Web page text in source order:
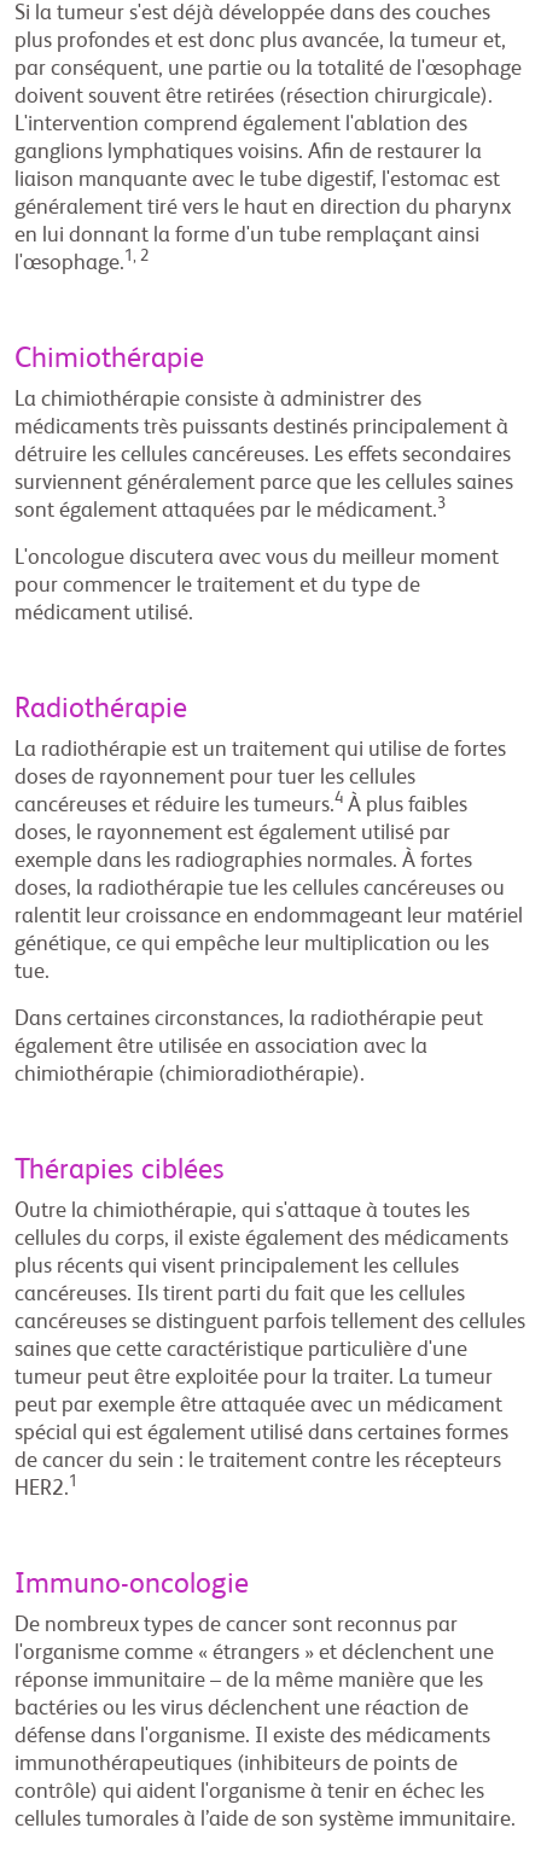
Si la tumeur s'est déjà développée dans des couches
plus profondes et est donc plus avancée, la tumeur et,
par conséquent, une partie ou la totalité de l'œsophage
doivent souvent être retirées (résection chirurgicale).
L'intervention comprend également l'ablation des
ganglions lymphatiques voisins. Afin de restaurer la
liaison manquante avec le tube digestif, l'estomac est
généralement tiré vers le haut en direction du pharynx
en lui donnant la forme d'un tube remplaçant ainsi
l'œsophage.1, 2
Chimiothérapie
La chimiothérapie consiste à administrer des
médicaments très puissants destinés principalement à
détruire les cellules cancéreuses. Les effets secondaires
surviennent généralement parce que les cellules saines
sont également attaquées par le médicament.3
L'oncologue discutera avec vous du meilleur moment
pour commencer le traitement et du type de
médicament utilisé.
Radiothérapie
La radiothérapie est un traitement qui utilise de fortes
doses de rayonnement pour tuer les cellules
cancéreuses et réduire les tumeurs.4 À plus faibles
doses, le rayonnement est également utilisé par
exemple dans les radiographies normales. À fortes
doses, la radiothérapie tue les cellules cancéreuses ou
ralentit leur croissance en endommageant leur matériel
génétique, ce qui empêche leur multiplication ou les
tue.
Dans certaines circonstances, la radiothérapie peut
également être utilisée en association avec la
chimiothérapie (chimioradiothérapie).
Thérapies ciblées
Outre la chimiothérapie, qui s'attaque à toutes les
cellules du corps, il existe également des médicaments
plus récents qui visent principalement les cellules
cancéreuses. Ils tirent parti du fait que les cellules
cancéreuses se distinguent parfois tellement des cellules
saines que cette caractéristique particulière d'une
tumeur peut être exploitée pour la traiter. La tumeur
peut par exemple être attaquée avec un médicament
spécial qui est également utilisé dans certaines formes
de cancer du sein : le traitement contre les récepteurs
HER2.1
Immuno-oncologie
De nombreux types de cancer sont reconnus par
l'organisme comme « étrangers » et déclenchent une
réponse immunitaire – de la même manière que les
bactéries ou les virus déclenchent une réaction de
défense dans l'organisme. Il existe des médicaments
immunothérapeutiques (inhibiteurs de points de
contrôle) qui aident l'organisme à tenir en échec les
cellules tumorales à l’aide de son système immunitaire.